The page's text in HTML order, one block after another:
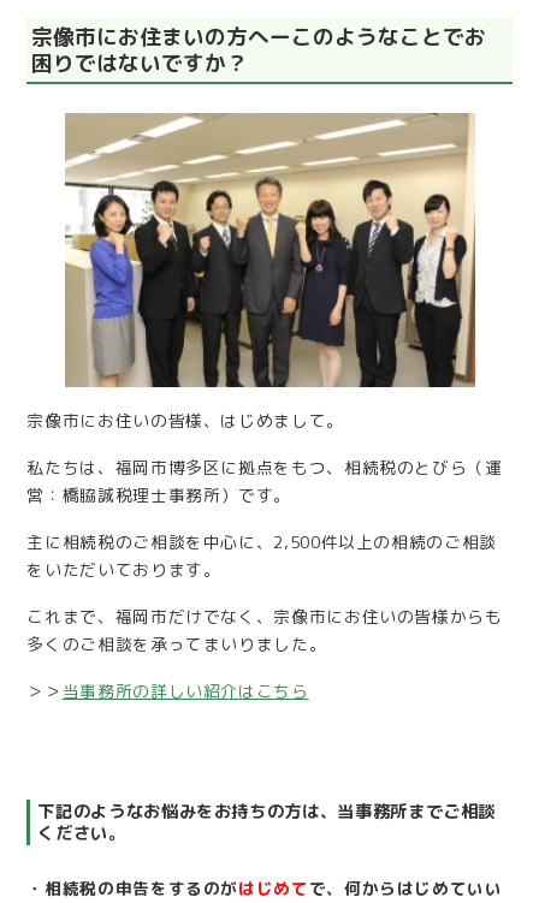
宗像市にお住まいの方へーこのようなことでお
困りではないですか？
宗像市にお住いの皆様、はじめまして。
私たちは、福岡市博多区に拠点をもつ、相続税のとびら（運
営：橋脇誠税理士事務所）です。
主に相続税のご相談を中心に、2,500件以上の相続のご相談
をいただいております。
これまで、福岡市だけでなく、宗像市にお住いの皆様からも
多くのご相談を承ってまいりました。
＞＞ 当事務所の詳しい紹介はこちら
下記のようなお悩みをお持ちの方は、当事務所までご相談
ください。
・相続税の申告をするのがはじめて で、何からはじめていい